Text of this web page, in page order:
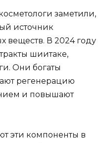
заметили,
источник
веществ. В 2024 году
шиитаке,
Они богаты
регенерацию
и повышают
эти компоненты в